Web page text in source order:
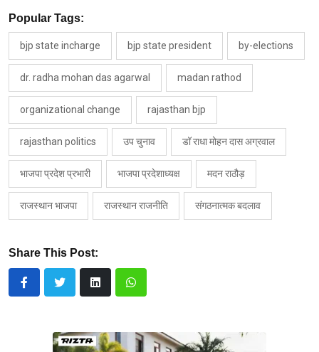
Popular Tags:
bjp state incharge bjp state president by-elections
dr. radha mohan das agarwal madan rathod
organizational change rajasthan bjp
rajasthan politics उप चुनाव डॉ राधा मोहन दास अग्रवाल
भाजपा प्रदेश प्रभारी भाजपा प्रदेशाध्यक्ष मदन राठौड़
राजस्थान भाजपा राजस्थान राजनीति संगठनात्मक बदलाव
Share This Post: